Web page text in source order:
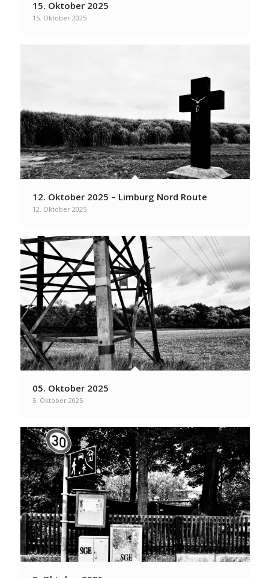
15. Oktober 2025
15. Oktober 2025
12. Oktober 2025 – Limburg Nord Route
12. Oktober 2025
05. Oktober 2025
5. Oktober 2025